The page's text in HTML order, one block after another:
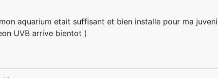
aquarium etait suffisant et bien installe pour ma
UVB arrive bientot )